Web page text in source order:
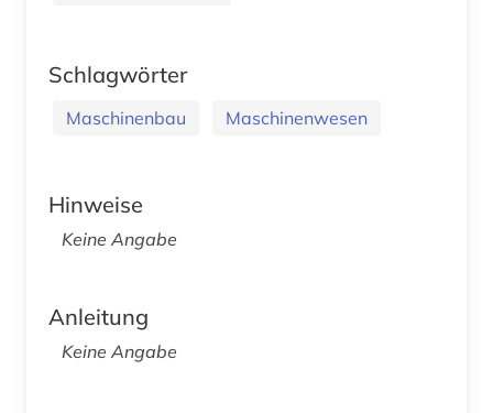
Schlagwörter
Maschinenbau Maschinenwesen
Hinweise
Keine Angabe
Anleitung
Keine Angabe